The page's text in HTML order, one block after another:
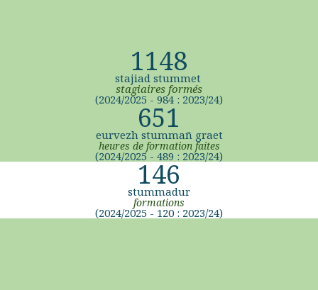
1148
stajiad stummet
stagiaires formés
(2024/2025 - 984 : 2023/24)
651
eurvezh stummañ graet
heures de formation faites
(2024/2025 - 489 : 2023/24)
146
stummadur
formations
(2024/2025 - 120 : 2023/24)